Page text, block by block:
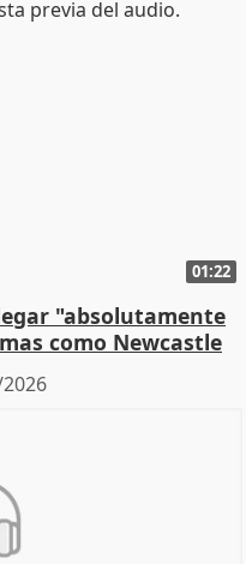
01:22
"absolutamente
como Newcastle